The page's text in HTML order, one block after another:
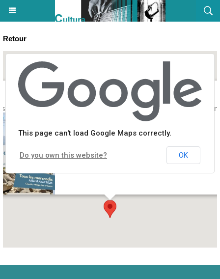
Retour
d'été sur les sites archéologiques de Cuccuruzzu-Capula | Saison
This page can't load Google Maps correctly.
Do you own this website? OK